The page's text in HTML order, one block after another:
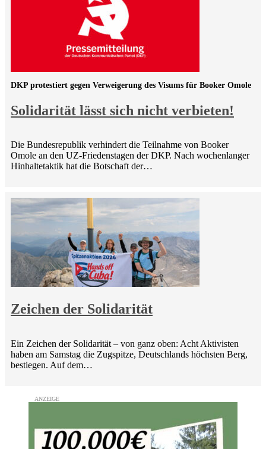
Solidarität lässt sich nicht verbieten!
DKP protestiert gegen Verweigerung des Visums für Booker Omole
Die Bundesrepublik verhindert die Teilnahme von Booker
Omole an den UZ-Friedenstagen der DKP. Nach wochenlanger
Hinhaltetaktik hat die Botschaft der…
Zeichen der Solidarität
Ein Zeichen der Solidarität – von ganz oben: Acht Aktivisten
haben am Samstag die Zugspitze, Deutschlands höchsten Berg,
bestiegen. Auf dem…